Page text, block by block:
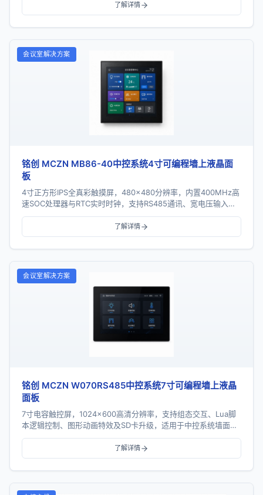
了解详情
会议室解决方案
铭创 MCZN MB86-40中控系统4寸可编程墙上液晶面
板
4寸正方形IPS全真彩触摸屏，480×480分辨率，内置400MHz高
速SOC处理器与RTC实时时钟，支持RS485通讯、宽电压输入及
标准86底盒安装。
了解详情
会议室解决方案
铭创 MCZN W070RS485中控系统7寸可编程墙上液晶
面板
7寸电容触控屏，1024×600高清分辨率，支持组态交互、Lua脚
本逻辑控制、图形动画特效及SD卡升级，适用于中控系统墙面触
控控制场景。
了解详情